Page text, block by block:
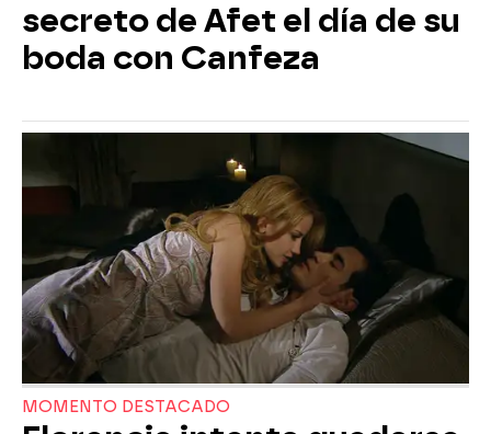
secreto de Afet el día de su
boda con Canfeza
MOMENTO DESTACADO